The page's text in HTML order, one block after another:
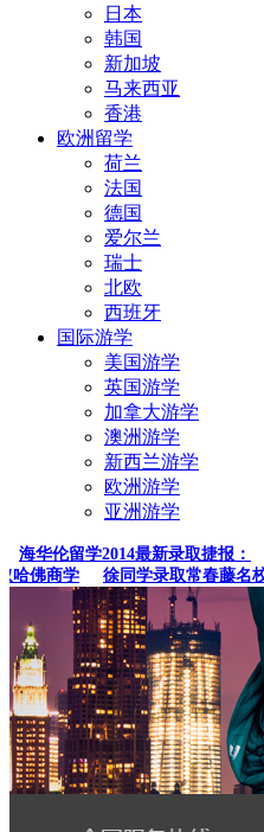
日本
韩国
新加坡
马来西亚
香港
欧洲留学
荷兰
法国
德国
爱尔兰
瑞士
北欧
西班牙
国际游学
美国游学
英国游学
加拿大游学
澳洲游学
新西兰游学
欧洲游学
亚洲游学
海华伦留学2014最新录取捷报：
商学
徐同学录取常春藤名校-康